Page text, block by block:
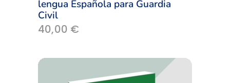
lengua Española para Guardia
Civil
40,00 €